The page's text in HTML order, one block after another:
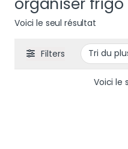
Voici le seul résultat
Filters
Voici le